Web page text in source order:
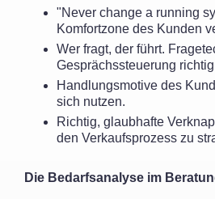
"Never change a running
Komfortzone des Kunden
Wer fragt, der führt.
Gesprächssteuerung
Handlungsmotive des
sich nutzen.
Richtig, glaubhafte
den Verkaufsprozess zu
Die Bedarfsanalyse im